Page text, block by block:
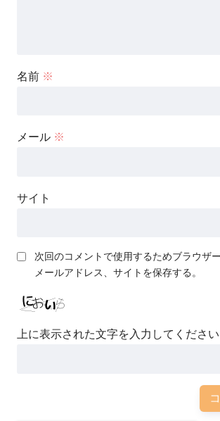
名前 ※
メール ※
サイト
次回のコメントで使用するためブラウザ
メールアドレス、サイトを保存する。
上に表示された文字を入力してください